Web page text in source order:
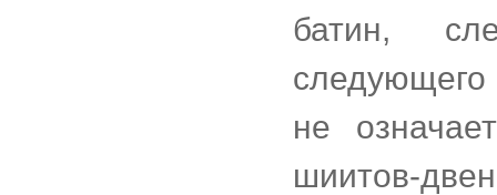
батин,
не
шиитов-